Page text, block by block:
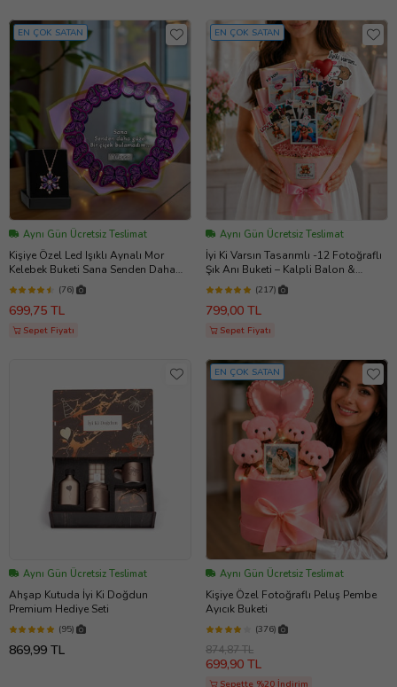
EN ÇOK SATAN
Aynı Gün Ücretsiz Teslimat
Kişiye Özel Led Işıklı Aynalı Mor
Kelebek Buketi Sana Senden Daha
Güzel Bir Çiçek Bulamadım Ayna &
Lotus Kolye
(76)
699,75 TL
Sepet Fiyatı
EN ÇOK SATAN
Aynı Gün Ücretsiz Teslimat
İyi Ki Varsın Tasarımlı -12 Fotoğraflı
Şık Anı Buketi – Kalpli Balon &
Çubuk Stickerlı - Kişiye Özel Çiçek
Buketi Sevgiliye -Arkadaşa- Yeni
Doğan Bebek Hediyeleri Root&Hug
(217)
799,00 TL
Sepet Fiyatı
Aynı Gün Ücretsiz Teslimat
Ahşap Kutuda İyi Ki Doğdun
Premium Hediye Seti
(95)
869,99 TL
EN ÇOK SATAN
Aynı Gün Ücretsiz Teslimat
Kişiye Özel Fotoğraflı Peluş Pembe
Ayıcık Buketi
(376)
874,87 TL
699,90 TL
Sepette %20 İndirim